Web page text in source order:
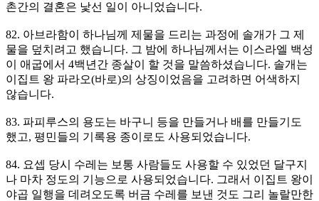
촌간의 결혼은 낯선 일이 아니었습니다.
82. 아브라함이 하나님께 제물을 드리는 과정에 솔개가 그 제
물을 덮치려고 했습니다. 그 밤에 하나님께서는 이스라엘 백성
이 애굽에서 4백년간 종살이 할 것을 말씀하셨습니다. 솔개는
이집트 왕 파라오(바로)의 상징이었음을 고려하면 어색하지
않습니다.
83. 파피루스의 용도는 바구니 등을 만들거나 배를 만들기도
했고, 평민들의 기록용 종이로도 사용되었습니다.
84. 요셉 당시 수레는 보통 사람들도 사용할 수 있었던 달구지
나 마차 정도의 기능으로 사용되었습니다. 그래서 이집트 왕이
야곱 일행을 데려오도록 버금 수레를 보낸 것도 그리 놀랄만한